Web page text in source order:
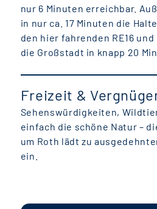
nur 6 Minuten erreichbar.
in nur ca. 17 Minuten die
den hier fahrenden RE16
die Großstadt in knapp 20
Freizeit &
Sehenswürdigkeiten,
einfach die schöne Natur –
um Roth lädt zu
ein.